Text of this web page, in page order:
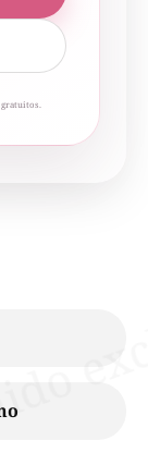
gratuitos.